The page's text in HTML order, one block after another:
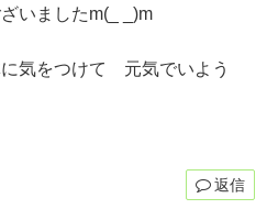
いましたm(_ _)m
気をつけて 元気でいよう
返信